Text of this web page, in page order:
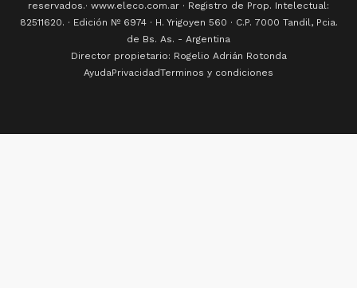
reservados.· www.eleco.com.ar · Registro de Prop. Intelectual:
82511620. · Edición Nº 6974· H. Yrigoyen 560 · C.P. 7000 Tandil, Pcia.
de Bs. As. - Argentina
Director propietario: Rogelio Adrián Rotonda
AyudaPrivacidadTerminos y condiciones